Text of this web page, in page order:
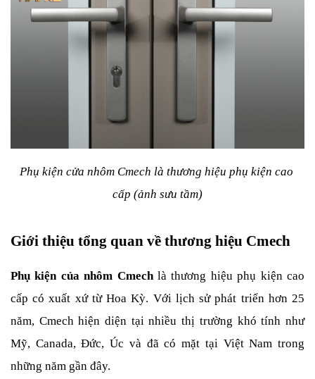
Phụ kiện cửa nhôm Cmech là thương hiệu phụ kiện cao
cấp (ảnh sưu tầm)
Giới thiệu tổng quan về thương hiệu Cmech
Phụ kiện của nhôm Cmech là thương hiệu phụ kiện cao
cấp có xuất xứ từ Hoa Kỳ. Với lịch sử phát triển hơn 25
năm, Cmech hiện diện tại nhiều thị trường khó tính như
Mỹ, Canada, Đức, Úc và đã có mặt tại Việt Nam trong
những năm gần đây.